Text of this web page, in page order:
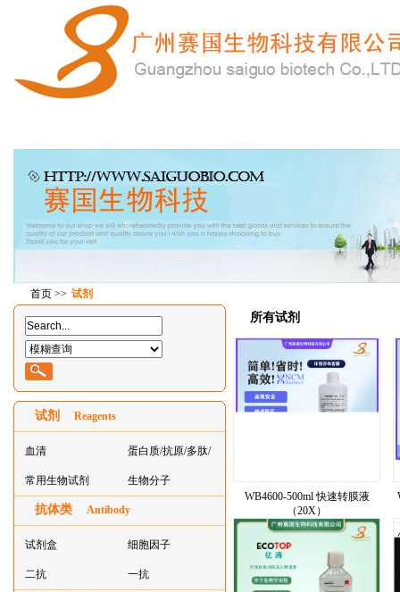
首页 >> 试剂
试剂 Reagents
血清 蛋白质/抗原/多肽/
酶
常用生物试剂 生物分子
抗体类 Antibody
试剂盒 细胞因子
二抗 一抗
所有试剂
WB4600-500ml 快速转膜液
（20X）